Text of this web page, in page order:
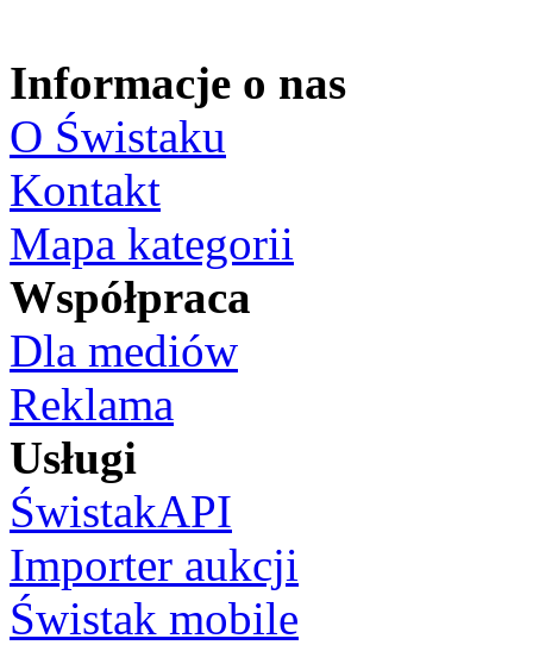
Informacje o nas
O Świstaku
Kontakt
Mapa kategorii
Współpraca
Dla mediów
Reklama
Usługi
ŚwistakAPI
Importer aukcji
Świstak mobile